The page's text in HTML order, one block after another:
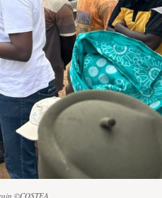
©COSTEA